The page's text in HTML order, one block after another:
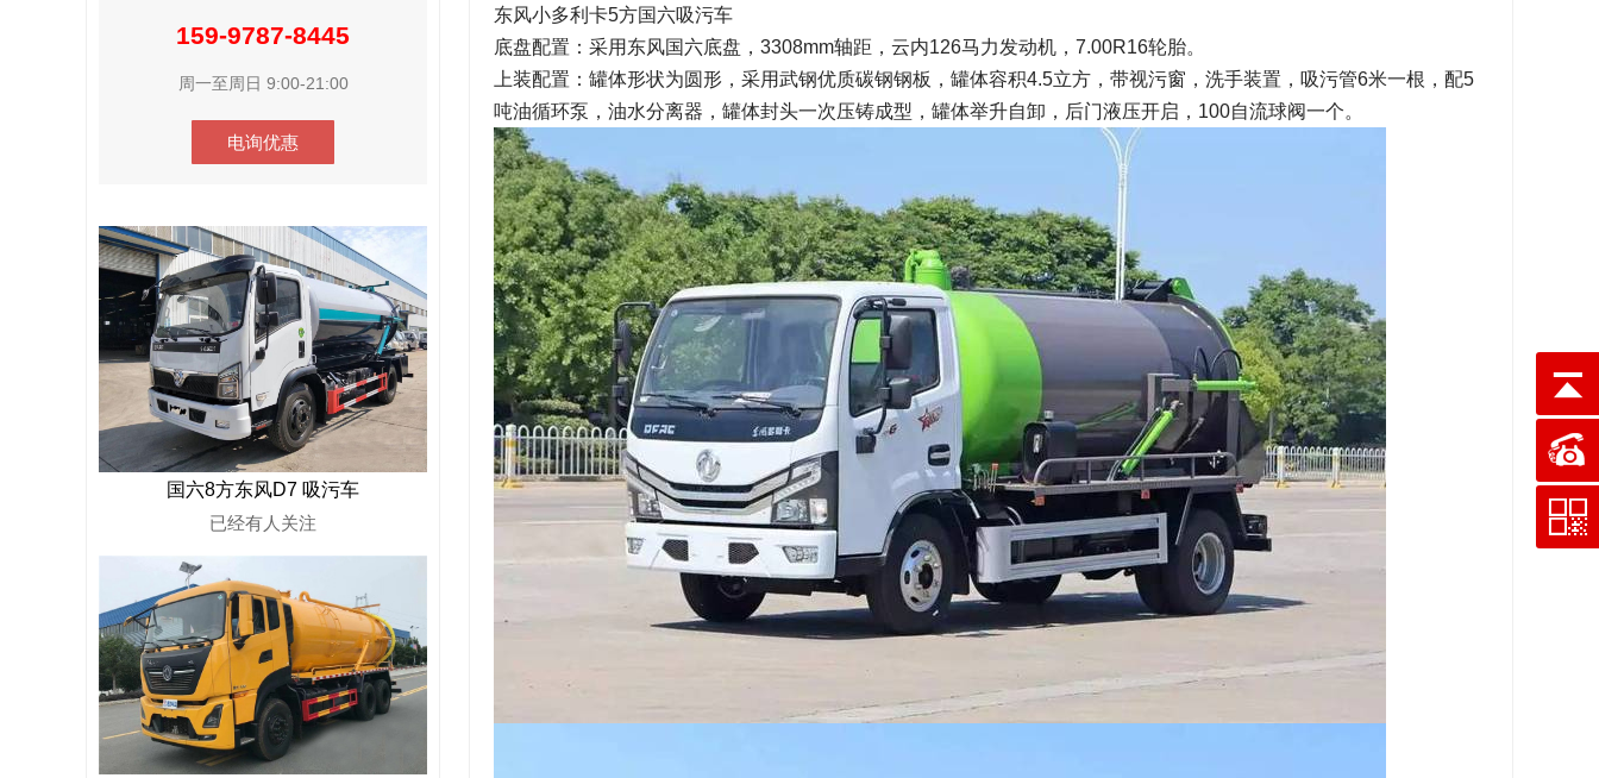
东风小多利卡5方国六吸污车
底盘配置：采用东风国六底盘，3308mm轴距，云内126马力发动机，7.00R16轮胎。
上装配置：罐体形状为圆形，采用武钢优质碳钢钢板，罐体容积4.5立方，带视污窗，洗手装置，吸污管6米一根，配5
吨油循环泵，油水分离器，罐体封头一次压铸成型，罐体举升自卸，后门液压开启，100自流球阀一个。
159-9787-8445
周一至周日 9:00-21:00
电询优惠
国六8方东风D7 吸污车
已经有人关注